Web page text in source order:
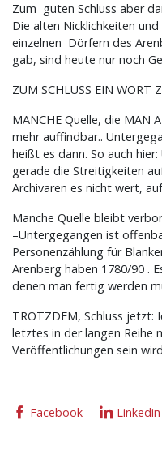
Zum guten Schluss aber
Die alten Nicklichkeiten
einzelnen Dörfern des
gab, sind heute nur noch
ZUM SCHLUSS EIN WORT
MANCHE Quelle, die MAN
mehr auffindbar..
heißt es dann. So auch
gerade die Streitigkeiten
Archivaren es nicht wert,
Manche Quelle bleibt
–Untergegangen ist
Personenzählung für
Arenberg haben 1780/90 .
denen man fertig werden
TROTZDEM, Schluss jetzt:
letztes in der langen Reihe
Veröffentlichungen sein
Facebook Linkedin